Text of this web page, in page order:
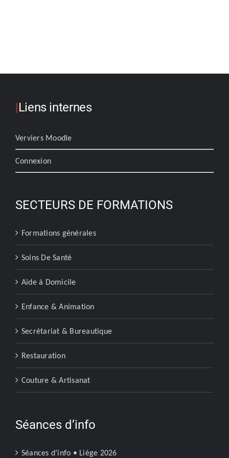
|Liens internes
Verviers Moodle
Connexion
SECTEURS DE FORMATIONS
Formations générales
Soins De Santé
Aide à Domicile
Enfance & Animation
Secrétariat & Bureautique
Restauration
Couture & Artisanat
Séances d’info
Séances d’info • Liège 2026